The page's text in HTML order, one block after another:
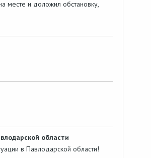
месте и доложил обстановку,
области
в Павлодарской области!